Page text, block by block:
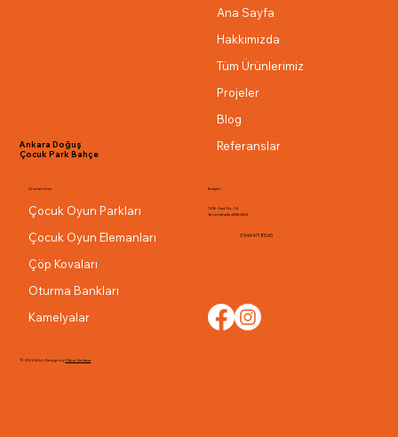
Ankara Doğuş
Çocuk Park Bahçe
Ürünlerimiz
Çocuk Oyun Parkları
Çocuk Oyun Elemanları
Çöp Kovaları
Oturma Bankları
Kamelyalar
Ana Sayfa
Hakkımızda
Tüm Ürünlerimiz
Blog
Projeler
Referanslar
İletişim
1416 Cad. No:14
Yenimahalle/ANKARA
0 544 471 85 60
© 2024 Web Design byOğuz Sarıkaya